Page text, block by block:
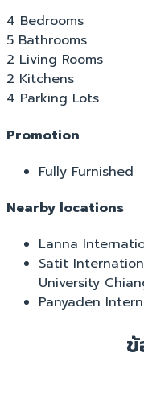
4 Bedrooms
5 Bathrooms
2 Living Rooms
2 Kitchens
4 Parking Lots
Promotion
Fully Furnished
Nearby locations
Lanna
Satit
University
Panyaden